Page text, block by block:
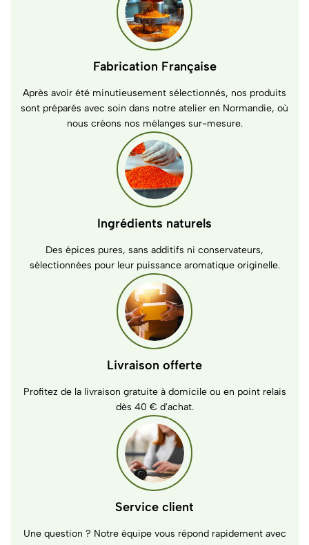
Fabrication Française
Après avoir été minutieusement sélectionnés, nos produits
sont préparés avec soin dans notre atelier en Normandie, où
nous créons nos mélanges sur-mesure.
Ingrédients naturels
Des épices pures, sans additifs ni conservateurs,
sélectionnées pour leur puissance aromatique originelle.
Livraison offerte
Profitez de la livraison gratuite à domicile ou en point relais
dès 40 € d'achat.
Service client
Une question ? Notre équipe vous répond rapidement avec